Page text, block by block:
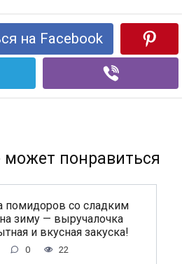
на Facebook
понравиться
помидоров со сладким
зиму — выручалочка
и вкусная закуска!
0 22